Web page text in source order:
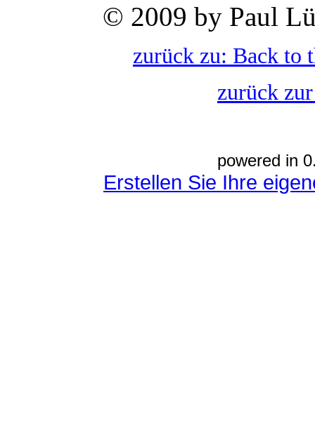
© 2009 by Paul
zurück zu: Back to
zurück
powered in
Erstellen Sie Ihre